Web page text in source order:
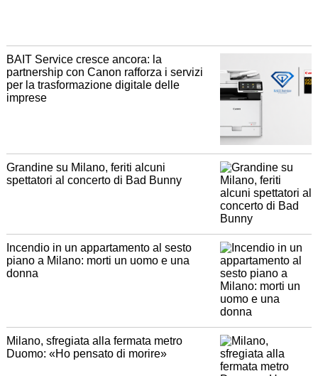
BAIT Service cresce ancora: la
partnership con Canon rafforza i servizi
per la trasformazione digitale delle
imprese
Grandine su Milano, feriti alcuni
spettatori al concerto di Bad Bunny
Incendio in un appartamento al sesto
piano a Milano: morti un uomo e una
donna
Milano, sfregiata alla fermata metro
Duomo: «Ho pensato di morire»